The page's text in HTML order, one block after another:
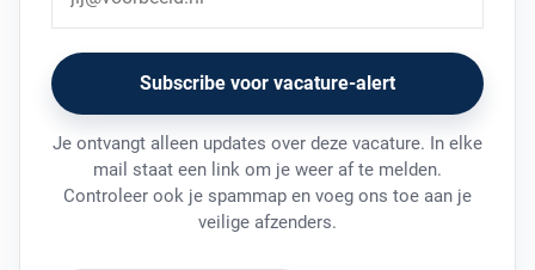
Subscribe voor vacature-alert
Je ontvangt alleen updates over deze vacature. In elke
mail staat een link om je weer af te melden.
Controleer ook je spammap en voeg ons toe aan je
veilige afzenders.